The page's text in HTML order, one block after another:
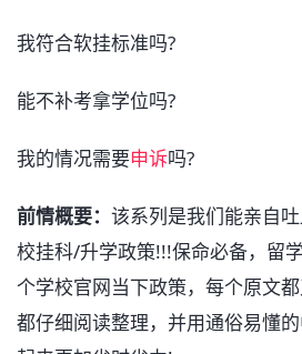
我符合软挂标准吗?
能不补考拿学位吗?
我的情况需要申诉吗?
前情概要： 该系列是我们能亲自
校挂科/升学政策!!!保命必备，留
个学校官网当下政策，每个原文
都仔细阅读整理，并用通俗易懂